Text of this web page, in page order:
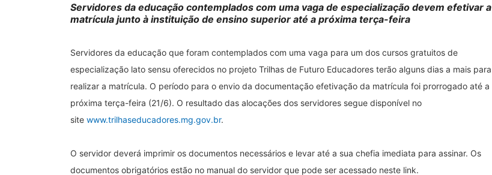
Servidores da educação contemplados com uma vaga de especialização devem efetivar a
matrícula junto à instituição de ensino superior até a próxima terça-feira
Servidores da educação que foram contemplados com uma vaga para um dos cursos gratuitos de
especialização lato sensu oferecidos no projeto Trilhas de Futuro Educadores terão alguns dias a mais para
realizar a matrícula. O período para o envio da documentação efetivação da matrícula foi prorrogado até a
próxima terça-feira (21/6). O resultado das alocações dos servidores segue disponível no
site www.trilhaseducadores.mg.gov.br.
O servidor deverá imprimir os documentos necessários e levar até a sua chefia imediata para assinar. Os
documentos obrigatórios estão no manual do servidor que pode ser acessado neste link.